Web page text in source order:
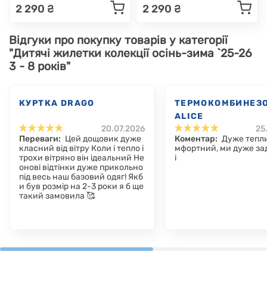
2 290 ₴ 2 290 ₴
Відгуки про покупку товарів у категорії
"Дитячі жилетки колекції осінь-зима `25-26
3 - 8 років"
КУРТКА DRAGO
20.07.2026
Переваги: Цей дощовик дуже
класний від вітру Коли і тепло і
трохи вітряно він ідеальний Не
онові відтінки дуже прикольно
під весь наш базовий одяг! Якб
и був розмір на 2-3 роки я б ще
такий замовила 🥰
ALICE
Коментар: Дуже
мфортний, ми дуже
і